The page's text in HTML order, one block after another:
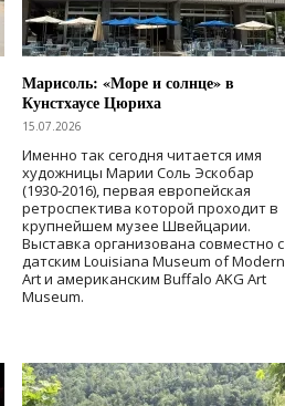
Марисоль: «Море и солнце» в
Кунстхаусе Цюриха
15.07.2026
Именно так сегодня читается имя
художницы Марии Соль Эскобар
(1930-2016), первая европейская
ретроспектива которой проходит в
крупнейшем музее Швейцарии.
Выставка организована совместно с
датским Louisiana Museum of Modern
Art и американским Buffalo AKG Art
Museum.